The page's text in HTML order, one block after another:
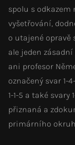
spolu s
vyšetřování,
o utajené opravě
ale jeden
ani profesor
označený svar 1-
1-1-5 a také svary
přiznaná a
primárního